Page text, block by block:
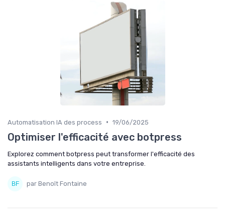
Automatisation IA des process • 19/06/2025
Optimiser l'efficacité avec botpress
Explorez comment botpress peut transformer l'efficacité des
assistants intelligents dans votre entreprise.
par Benoît Fontaine